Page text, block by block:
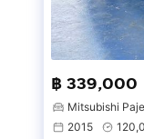
฿ 339,000
Mitsubishi
2015